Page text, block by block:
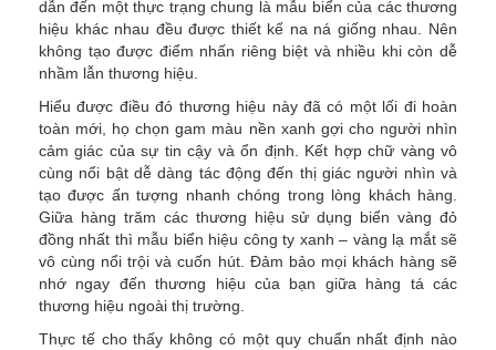
dẫn đến một thực trạng chung là mẫu biển của các thương
hiệu khác nhau đều được thiết kế na ná giống nhau. Nên
không tạo được điểm nhấn riêng biệt và nhiều khi còn dễ
nhầm lẫn thương hiệu.
Hiểu được điều đó thương hiệu này đã có một lối đi hoàn
toàn mới, họ chọn gam màu nền xanh gợi cho người nhìn
cảm giác của sự tin cậy và ổn định. Kết hợp chữ vàng vô
cùng nổi bật dễ dàng tác động đến thị giác người nhìn và
tạo được ấn tượng nhanh chóng trong lòng khách hàng.
Giữa hàng trăm các thương hiệu sử dụng biển vàng đỏ
đồng nhất thì mẫu biển hiệu công ty xanh – vàng lạ mắt sẽ
vô cùng nổi trội và cuốn hút. Đảm bảo mọi khách hàng sẽ
nhớ ngay đến thương hiệu của bạn giữa hàng tá các
thương hiệu ngoài thị trường.
Thực tế cho thấy không có một quy chuẩn nhất định nào